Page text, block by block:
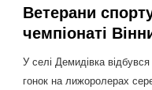
Ветерани
чемпіонаті
У селі Демидівка
гонок на лижоролерах